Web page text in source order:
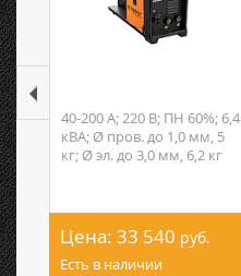
40-200 А; 220 В; ПН 60%; 6,4
кВА; Ø пров. до 1,0 мм, 5
кг; Ø эл. до 3,0 мм, 6,2 кг
Цена: 33 540 руб.
Есть в наличии